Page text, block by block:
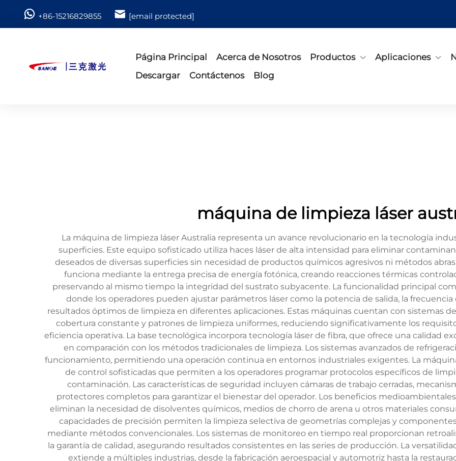
+86-15216829855 [email protected]
Página Principal Acerca de Nosotros Productos Aplicaciones
Descargar
Contáctenos Blog
máquina de limpieza láser
La máquina de limpieza láser Australia representa un avance revolucionario en la tecnología
superficies. Este equipo sofisticado utiliza haces láser de alta intensidad para eliminar
deseados de diversas superficies sin necesidad de productos químicos agresivos ni métodos
funciona mediante la entrega precisa de energía fotónica, creando reacciones térmicas
preservando al mismo tiempo la integridad del sustrato subyacente. La funcionalidad principal
donde los operadores pueden ajustar parámetros láser como la potencia de salida, la
resultados óptimos de limpieza en diferentes aplicaciones. Estas máquinas cuentan con sistemas
cobertura constante y patrones de limpieza uniformes, reduciendo significativamente los
eficiencia operativa. La base tecnológica incorpora tecnología láser de fibra, que ofrece una calidad
en comparación con los métodos tradicionales de limpieza. Los sistemas avanzados de
funcionamiento, permitiendo una operación continua en entornos industriales exigentes. La
de control sofisticadas que permiten a los operadores programar protocolos específicos de
contaminación. Las características de seguridad incluyen cámaras de trabajo cerradas,
protectores completos para garantizar el bienestar del operador. Los beneficios
eliminan la necesidad de disolventes químicos, medios de chorro de arena u otros materiales
capacidades de precisión permiten la limpieza selectiva de geometrías complejas y
mediante métodos convencionales. Los sistemas de monitoreo en tiempo real proporcionan
la garantía de calidad, asegurando resultados consistentes en las series de producción. La
extiende a múltiples industrias, desde la fabricación aeroespacial y automotriz hasta la